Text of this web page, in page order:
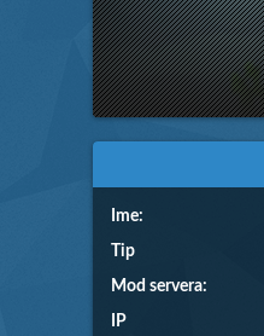
Ime:
Tip
Mod servera:
IP